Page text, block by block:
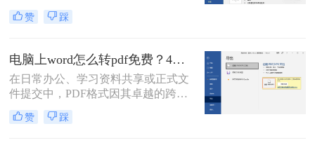
越的跨平台一致性、格式固定性和安
全性，已成为文件分发的首选格式。
辑工具，将其创作的文档转换为PDF
是一项高频且关键的操作。尽管操作
看似简单，但不同的转换方法在效
果、效率和应用场景上却大相径庭。
那么word怎么转pdf呢？
赞 踩
电脑上word怎么转pdf免费？4种高效的方法详解！
在日常办公、学习资料共享或正式文
件提交中，PDF格式因其卓越的跨平
台兼容性、固定的排版格式以及良好
的安全性，几乎成为了标准文件格
赞 踩